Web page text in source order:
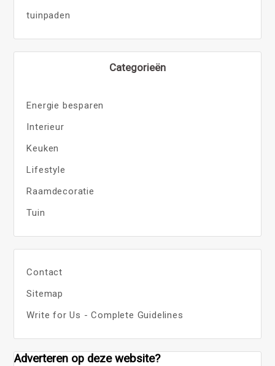
tuinpaden
Categorieën
Energie besparen
Interieur
Keuken
Lifestyle
Raamdecoratie
Tuin
Contact
Sitemap
Write for Us - Complete Guidelines
Adverteren op deze website?